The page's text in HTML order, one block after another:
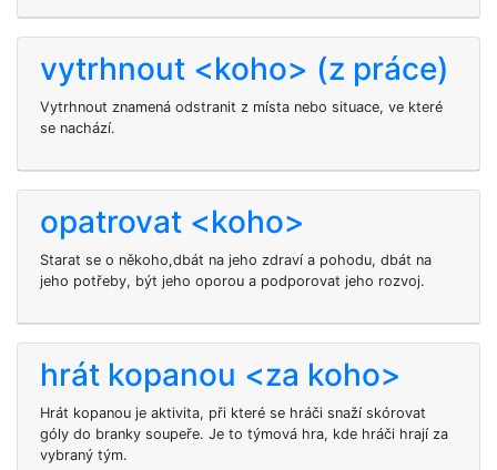
vytrhnout <koho> (z práce)
Vytrhnout znamená odstranit z místa nebo situace, ve které
se nachází.
opatrovat <koho>
Starat se o někoho,dbát na jeho zdraví a pohodu, dbát na
jeho potřeby, být jeho oporou a podporovat jeho rozvoj.
hrát kopanou <za koho>
Hrát kopanou je aktivita, při které se hráči snaží skórovat
góly do branky soupeře. Je to týmová hra, kde hráči hrají za
vybraný tým.